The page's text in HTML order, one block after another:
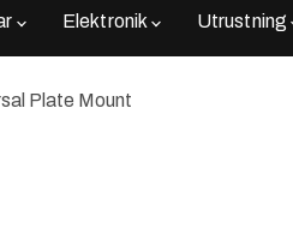
Elektronik Utrustning
Plate Mount